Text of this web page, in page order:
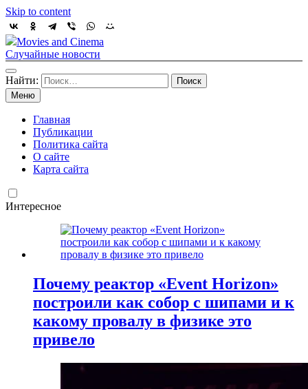
Skip to content
Movies and Cinema
Случайные новости
Найти:
Меню
Главная
Публикации
Политика сайта
О сайте
Карта сайта
Интересное
Почему реактор «Event Horizon»
построили как собор с шипами и к
какому провалу в физике это
привело